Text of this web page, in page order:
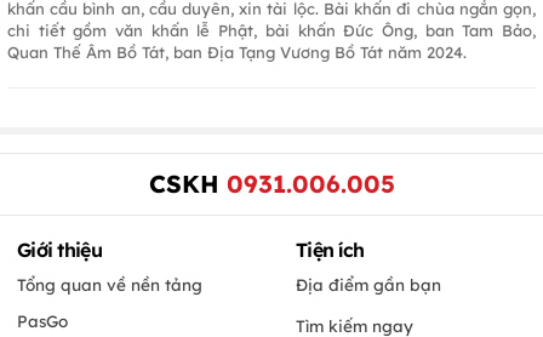
khấn cầu bình an, cầu duyên, xin tài lộc. Bài khấn đi chùa ngắn gọn,
chi tiết gồm văn khấn lễ Phật, bài khấn Đức Ông, ban Tam Bảo,
Quan Thế Âm Bồ Tát, ban Địa Tạng Vương Bồ Tát năm 2024.
CSKH 0931.006.005
Giới thiệu
Tổng quan về nền tảng
PasGo
Tiện ích
Địa điểm gần bạn
Tìm kiếm ngay